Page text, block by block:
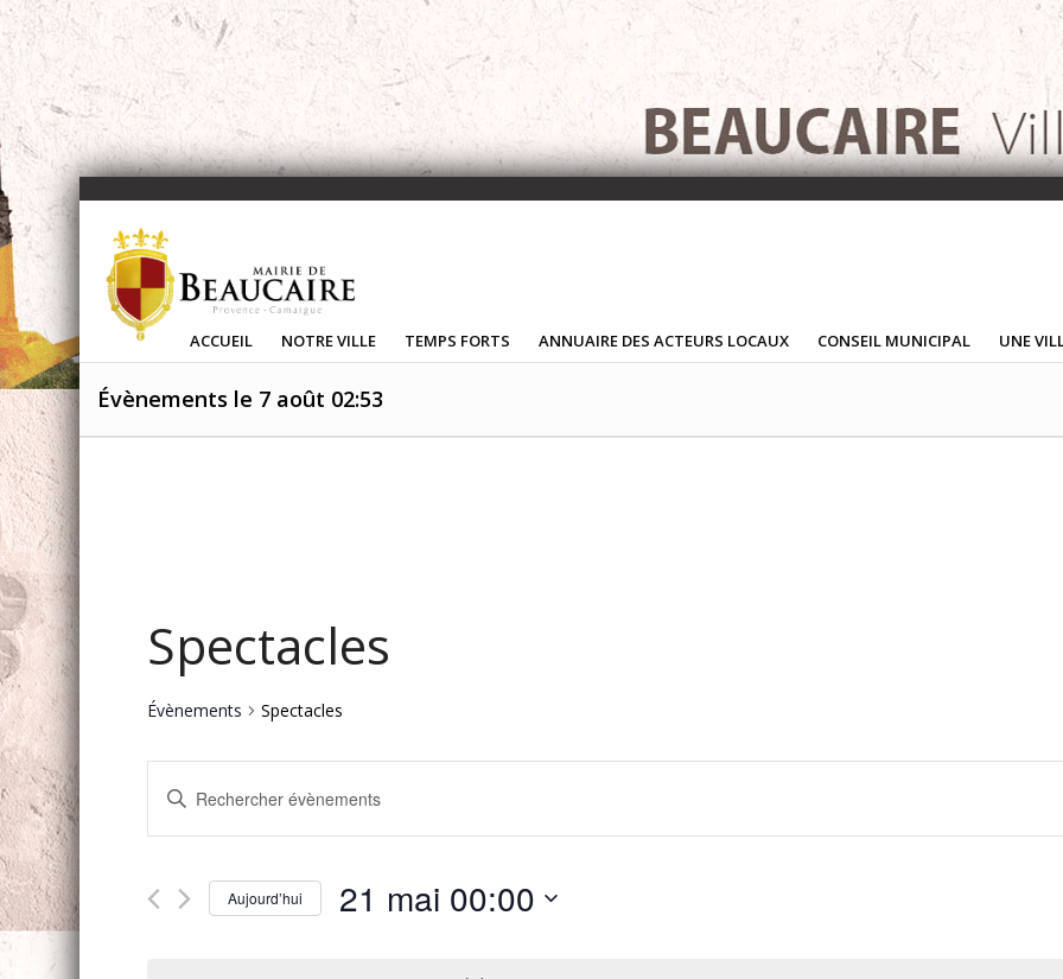
ACCUEIL NOTRE VILLE TEMPS FORTS ANNUAIRE DES ACTEURS LOCAUX CONSEIL MUNICIPAL UNE
Évènements le 7 août 02:53
Spectacles
Évènements Spectacles
Recherche
et
navigation
de
vues
Saisir
mot-
clé.
Évènements
par
Aujourd’hui 21 mai 00:00